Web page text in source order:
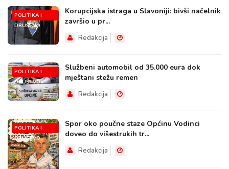
POLITIKA I
DRUŠTVO
Korupcijska istraga u Slavoniji: bivši načelnik
završio u pr...
Redakcija
POLITIKA I
DRUŠTVO
Službeni automobil od 35.000 eura dok
mještani stežu remen
Redakcija
POLITIKA I
DRUŠTVO
Spor oko poučne staze Općinu Vodinci
doveo do višestrukih tr...
Redakcija